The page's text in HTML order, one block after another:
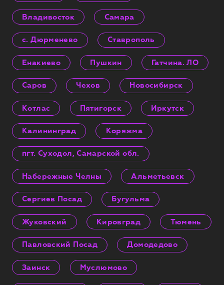
Владивосток Самара
с. Дюрменево Ставрополь
Енакиево Пушкин Гатчина. ЛО
Саров Чехов Новосибирск
Котлас Пятигорск Иркутск
Калининград Коряжма
пгт. Суходол, Самарской обл.
Набережные Челны Альметьевск
Сергиев Посад Бугульма
Жуковский Кировград Тюмень
Павловский Посад Домодедово
Заинск Муслюмово